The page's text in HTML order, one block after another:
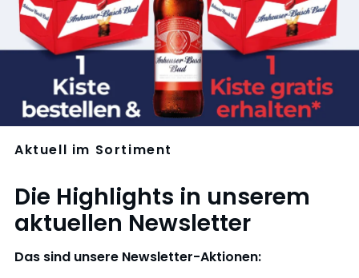
Aktuell im Sortiment
Die Highlights in unserem
aktuellen Newsletter
Das sind unsere Newsletter-Aktionen: